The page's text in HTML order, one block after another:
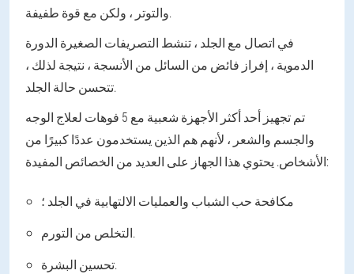
والتوتر ، ولكن مع قوة طفيفة.
في اتصال مع الجلد ، تنشط التصريفات الصغيرة الدورة
الدموية ، إفراز فائض من السائل من الأنسجة ، نتيجة لذلك ،
تتحسن حالة الجلد.
تم تجهيز أحد أكثر الأجهزة شعبية مع 5 فوهات لعلاج الوجه
والجسم والشعر ، لأنهم هم الذين يستخدمون عددًا كبيرًا من
الأشخاص. يحتوي هذا الجهاز على العديد من الخصائص المفيدة:
مكافحة حب الشباب والعمليات الالتهابية في الجلد ؛
التخلص من التورم.
تحسين البشرة.